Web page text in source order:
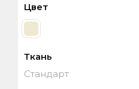
Цвет
Ткань
Стандарт